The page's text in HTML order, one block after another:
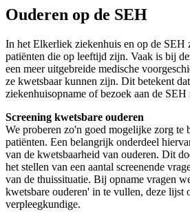
Ouderen op de SEH
In het Elkerliek ziekenhuis en op de SEH
patiënten die op leeftijd zijn. Vaak is bij
een meer uitgebreide medische
ze kwetsbaar kunnen zijn. Dit betekent
ziekenhuisopname of bezoek aan de
Screening kwetsbare ouderen
We proberen zo'n goed mogelijke zorg te
patiënten. Een belangrijk onderdeel
van de kwetsbaarheid van ouderen. Dit
het stellen van een aantal screenende
van de thuissituatie. Bij opname vragen
kwetsbare ouderen' in te vullen, deze lijst
verpleegkundige.